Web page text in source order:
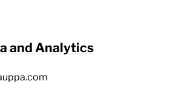
and Analytics